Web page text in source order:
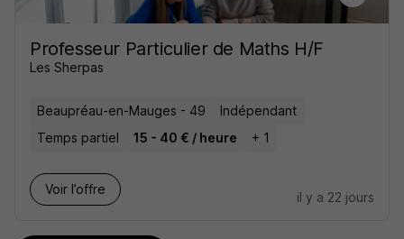
Professeur Particulier de Maths H/F
Les Sherpas
Beaupréau-en-Mauges - 49
Indépendant
Temps partiel
15 - 40 € / heure + 1
Voir l’offre
il y a 22 jours